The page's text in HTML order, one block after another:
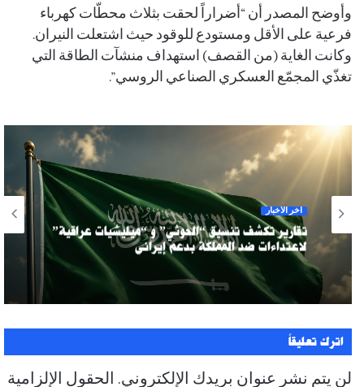
وأوضح المصدر أن “أضراراً لحقت بثلاث محطّات كهرباء
فرعية على الأقل ومستودع للوقود حيث اشتعلت النيران.
وكانت الغاية (من القصف) استهداف منشآت الطاقة التي
تغذّي المجمّع العسكري الصناعي الروسي”.
آخر الأخبار
تقارير تكشف تنسيق “الحوثي” و “ميليشيات عراقية”
لاعتداءات ضد المملكة بدعم إيراني
اترك تعليقاً
لن يتم نشر عنوان بريدك الإلكتروني. الحقول الإلزامية